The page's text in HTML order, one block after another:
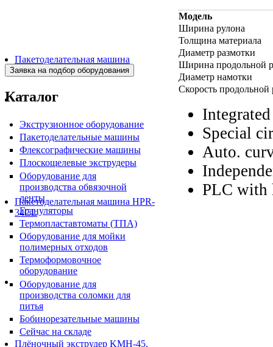
Пакетоделательная машина
BJAF+S 40*2M
Пакетоделательная машина HPR-
34CL
Плёночный экструдер KMH-45,
Каталог
Экструзионное оборудование
Пакетоделательные машины
Флексографические машины
Плоскощелевые экструдеры
Оборудование для
производства обвязочной
ленты
Грануляторы
Термопластавтоматы (ТПА)
Оборудование для мойки
полимерных отходов
Термоформовочное
оборудование
Оборудование для
производства соломки для
питья
Бобинорезательные машины
Сейчас на складе
Модель
Ширина рулона
Толщина материала
Диаметр размотки
Ширина продольной
Диаметр намотки
Скорость продольной
Special
Auto.
PLC with